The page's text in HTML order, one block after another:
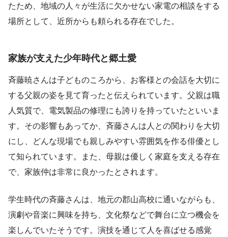
たため、地域の人々が生活に欠かせない家電の相談をする
場所として、近所からも頼られる存在でした。
家族が支えた少年時代と郷土愛
斉藤暁さんは子どものころから、お客様との会話を大切に
する父親の姿を見て育ったと伝えられています。父親は職
人気質で、電気製品の修理にも誇りを持っていたといいま
す。その影響もあってか、斉藤さんは人との関わりを大切
にし、どんな現場でも親しみやすい雰囲気を作る俳優とし
て知られています。また、母親は優しく家庭を支える存在
で、家族仲は非常に良かったとされます。
学生時代の斉藤さんは、地元の郡山高校に通いながらも、
演劇や音楽に興味を持ち、文化祭などで舞台に立つ機会を
楽しんでいたそうです。演技を通じて人を喜ばせる感覚